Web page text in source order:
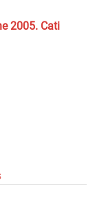
2005. Cati